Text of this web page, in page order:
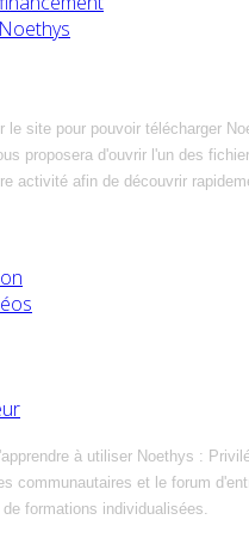
le site pour pouvoir télécharger
proposera d'ouvrir l'un des
activité afin de découvrir
à utiliser Noethys :
communautaires et le forum
formations individualisées.